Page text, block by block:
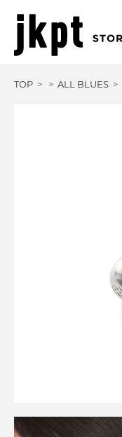
TOP ALL BLUES